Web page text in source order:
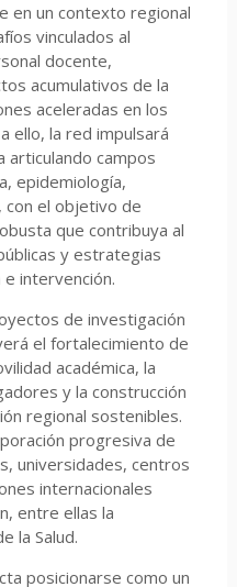
en un contexto regional
vinculados al
docente,
acumulativos de la
aceleradas en los
ello, la red impulsará
articulando campos
epidemiología,
con el objetivo de
que contribuya al
y estrategias
intervención.
de investigación
el fortalecimiento de
académica, la
y la construcción
regional sostenibles.
progresiva de
universidades, centros
internacionales
entre ellas la
la Salud.
posicionarse como un